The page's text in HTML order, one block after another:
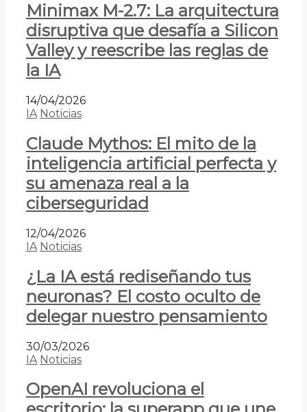
Minimax M-2.7: La arquitectura
disruptiva que desafía a Silicon
Valley y reescribe las reglas de
la IA
14/04/2026
IA Noticias
Claude Mythos: El mito de la
inteligencia artificial perfecta y
su amenaza real a la
ciberseguridad
12/04/2026
IA Noticias
¿La IA está rediseñando tus
neuronas? El costo oculto de
delegar nuestro pensamiento
30/03/2026
IA Noticias
OpenAI revoluciona el